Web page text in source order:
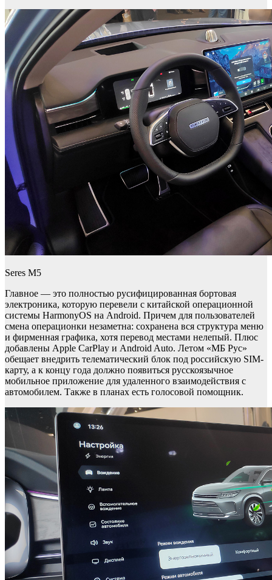
Seres M5
Главное — это полностью русифицированная бортовая
электроника, которую перевели с китайской операционной
системы HarmonyOS на Android. Причем для пользователей
смена операционки незаметна: сохранена вся структура меню
и фирменная графика, хотя перевод местами нелепый. Плюс
добавлены Apple CarPlay и Android Auto. Летом «МБ Рус»
обещает внедрить телематический блок под российскую SIM-
карту, а к концу года должно появиться русскоязычное
мобильное приложение для удаленного взаимодействия с
автомобилем. Также в планах есть голосовой помощник.